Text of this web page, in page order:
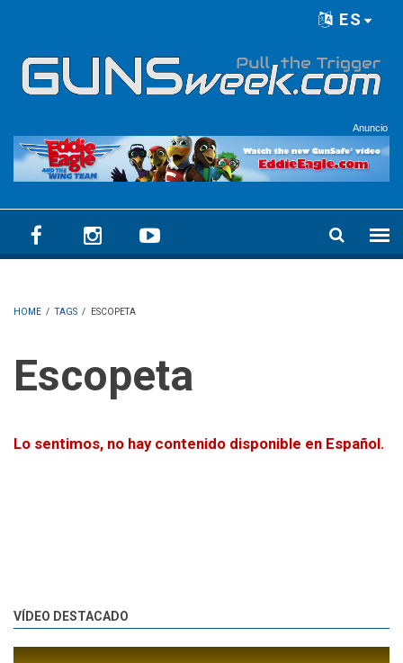
ES
Anuncio
HOME / TAGS / ESCOPETA
Escopeta
Lo sentimos, no hay contenido disponible en Español.
VÍDEO DESTACADO